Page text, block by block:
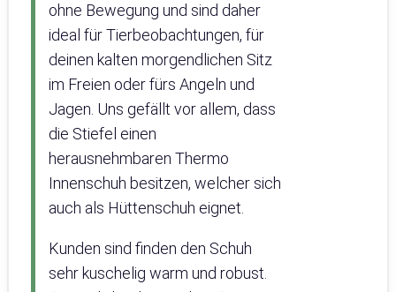
ohne Bewegung und sind daher
ideal für Tierbeobachtungen, für
deinen kalten morgendlichen Sitz
im Freien oder fürs Angeln und
Jagen. Uns gefällt vor allem, dass
die Stiefel einen
herausnehmbaren Thermo
Innenschuh besitzen, welcher sich
auch als Hüttenschuh eignet.
Kunden sind finden den Schuh
sehr kuschelig warm und robust.